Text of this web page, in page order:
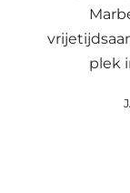
plek